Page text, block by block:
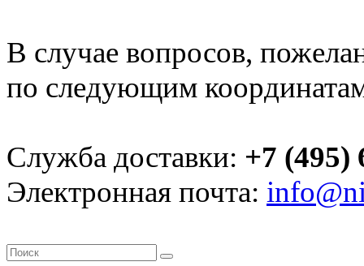
В случае вопросов,
по следующим
Служба доставки: +7 (495)
Электронная почта: